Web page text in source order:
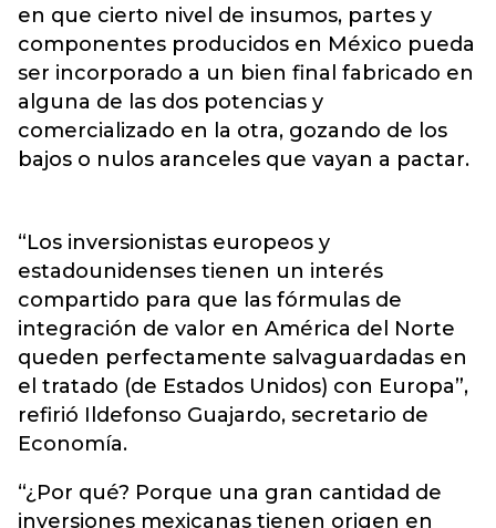
en que cierto nivel de insumos, partes y
componentes producidos en México pueda
ser incorporado a un bien final fabricado en
alguna de las dos potencias y
comercializado en la otra, gozando de los
bajos o nulos aranceles que vayan a pactar.
“Los inversionistas europeos y
estadounidenses tienen un interés
compartido para que las fórmulas de
integración de valor en América del Norte
queden perfectamente salvaguardadas en
el tratado (de Estados Unidos) con Europa”,
refirió Ildefonso Guajardo, secretario de
Economía.
“¿Por qué? Porque una gran cantidad de
inversiones mexicanas tienen origen en